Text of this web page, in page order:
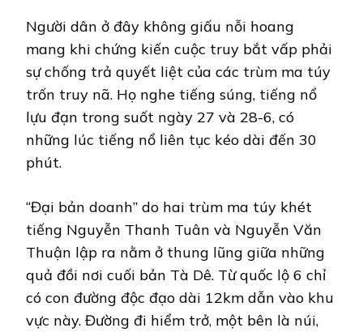
Người dân ở đây không giấu nỗi hoang
mang khi chứng kiến cuộc truy bắt vấp phải
sự chống trả quyết liệt của các trùm ma túy
trốn truy nã. Họ nghe tiếng súng, tiếng nổ
lựu đạn trong suốt ngày 27 và 28-6, có
những lúc tiếng nổ liên tục kéo dài đến 30
phút.
“Đại bản doanh” do hai trùm ma túy khét
tiếng Nguyễn Thanh Tuân và Nguyễn Văn
Thuận lập ra nằm ở thung lũng giữa những
quả đồi nơi cuối bản Tà Dê. Từ quốc lộ 6 chỉ
có con đường độc đạo dài 12km dẫn vào khu
vực này. Đường đi hiểm trở, một bên là núi,